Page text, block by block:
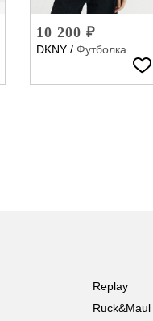
10 200 ₽
DKNY / Футболка
Replay
Ruck&Maul